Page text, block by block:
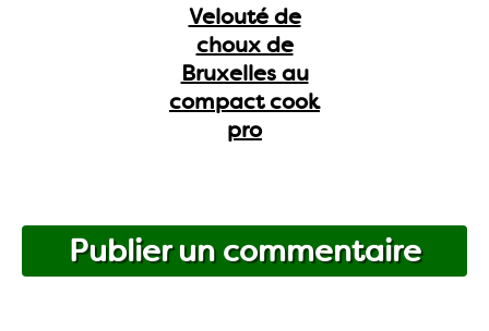
Velouté de
choux de
Bruxelles au
compact cook
pro
Publier un commentaire